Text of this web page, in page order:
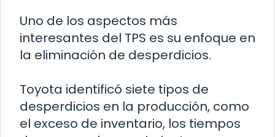
Uno de los aspectos más
interesantes del TPS es su enfoque en
la eliminación de desperdicios.
Toyota identificó siete tipos de
desperdicios en la producción, como
el exceso de inventario, los tiempos